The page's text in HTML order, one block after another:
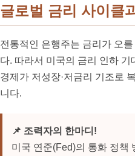
글로벌 금리 사이클
전통적인 은행주는 금리가 오
다. 따라서 미국의 금리 인하
경제가 저성장·저금리 기조로
니다.
📌 조력자의 한마디!
미국 연준(Fed)의 통화 정책